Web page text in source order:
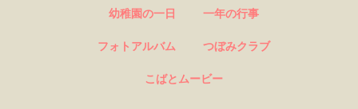
幼稚園の一日 一年の行事
フォトアルバム つぼみクラブ
こばとムービー